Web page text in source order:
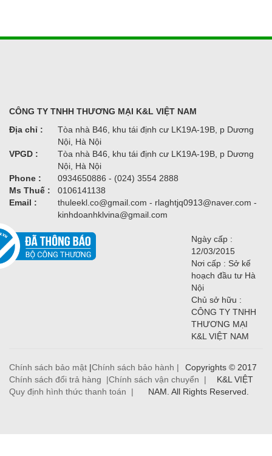
CÔNG TY TNHH THƯƠNG MẠI K&L VIỆT NAM
Địa chỉ :
Tòa nhà B46, khu tái định cư LK19A-19B, p Dương
Nội, Hà Nội
VPGD :
Tòa nhà B46, khu tái định cư LK19A-19B, p Dương
Nội, Hà Nội
Phone :
0934650886 - (024) 3554 2888
Ms Thuế :
0106141138
Email :
thuleekl.co@gmail.com - rlaghtjq0913@naver.com -
kinhdoanhklvina@gmail.com
Ngày cấp :
12/03/2015
Nơi cấp : Sở kế
hoạch đầu tư Hà
Nội
Chủ sở hữu :
CÔNG TY TNHH
THƯƠNG MẠI
K&L VIỆT NAM
Chính sách bảo mật |Chính sách bảo hành |
Chính sách đổi trả hàng |Chính sách vận chuyển |
Quy định hình thức thanh toán |
Copyrights © 2017
K&L VIỆT
NAM. All Rights Reserved.